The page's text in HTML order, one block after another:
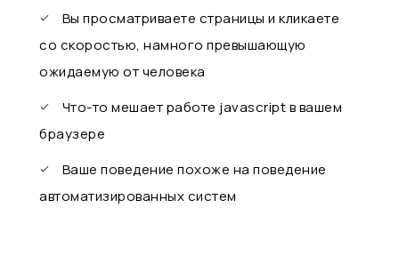
Вы просматриваете страницы и кликаете
со скоростью, намного превышающую
ожидаемую от человека
Что-то мешает работе javascript в вашем
браузере
Ваше поведение похоже на поведение
автоматизированных систем